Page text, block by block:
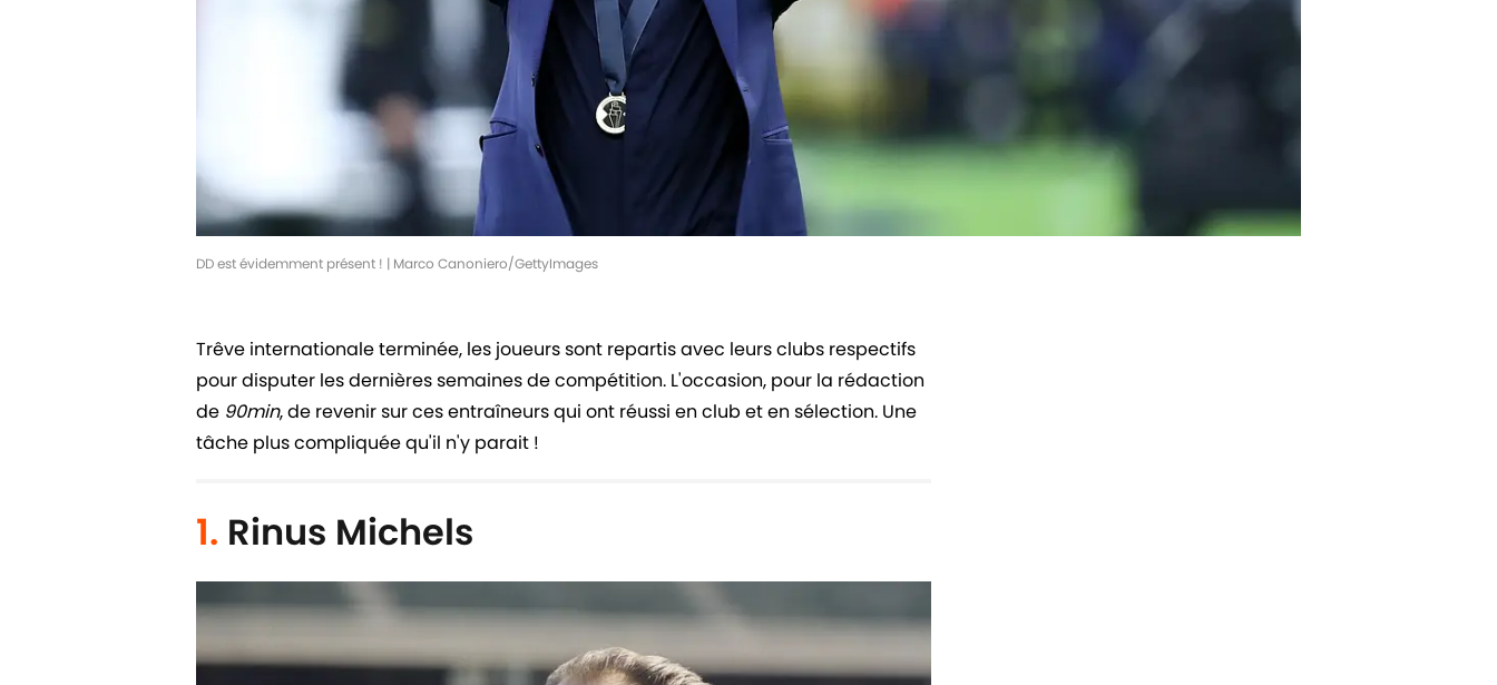
DD est évidemment présent ! | Marco Canoniero/GettyImages
Trêve internationale terminée, les joueurs sont repartis avec leurs clubs respectifs
pour disputer les dernières semaines de compétition. L'occasion, pour la rédaction
de 90min, de revenir sur ces entraîneurs qui ont réussi en club et en sélection. Une
tâche plus compliquée qu'il n'y parait !
1. Rinus Michels